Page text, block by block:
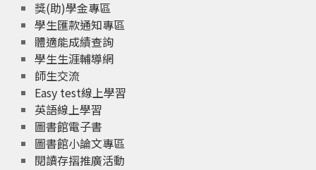
獎(助)學金專區
學生匯款通知專區
體適能成績查詢
學生生涯輔導網
師生交流
Easy test線上學習
英語線上學習
圖書館電子書
圖書館小論文專區
閱讀存摺推廣活動